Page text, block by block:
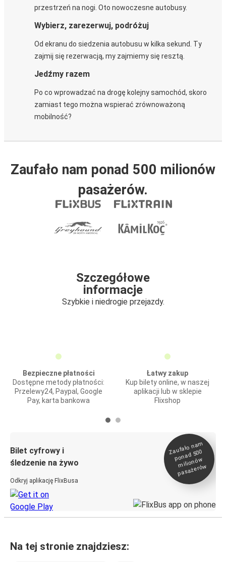
przestrzeń na nogi. Oto nowoczesne autobusy.
Wybierz, zarezerwuj, podróżuj
Od ekranu do siedzenia autobusu w kilka sekund. Ty
zajmij się rezerwacją, my zajmiemy się resztą.
Jedźmy razem
Po co wprowadzać na drogę kolejny samochód, skoro
zamiast tego można wspierać zrównoważoną
mobilność?
Zaufało nam ponad 500 milionów
pasażerów.
Szczegółowe
informacje
Szybkie i niedrogie przejazdy.
Bezpieczne płatności
Dostępne metody płatności:
Przelewy24, Paypal, Google
Pay, karta bankowa
Łatwy zakup
Kup bilety online, w naszej
aplikacji lub w sklepie
Flixshop
Bilet cyfrowy i
śledzenie na żywo
Odkryj aplikację FlixBusa
Zaufało na
m
ponad 500
milionó
w
pasażeró
w
Na tej stronie znajdziesz: